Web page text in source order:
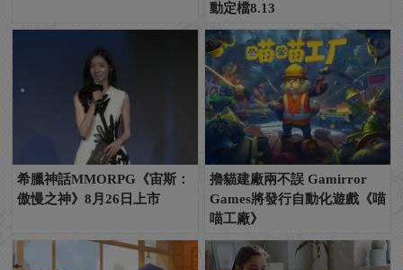
動定檔8.13
希臘神話MMORPG《宙斯：
傲慢之神》8月26日上市
擼貓建廠兩不誤 Gamirror
Games將發行自動化遊戲《喵
喵工廠》